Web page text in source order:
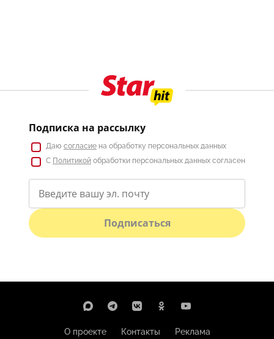
Подписка на рассылку
Даю согласие на обработку персональных данных
С Политикой обработки персональных данных согласен
Подписаться
О проекте Контакты
Реклама